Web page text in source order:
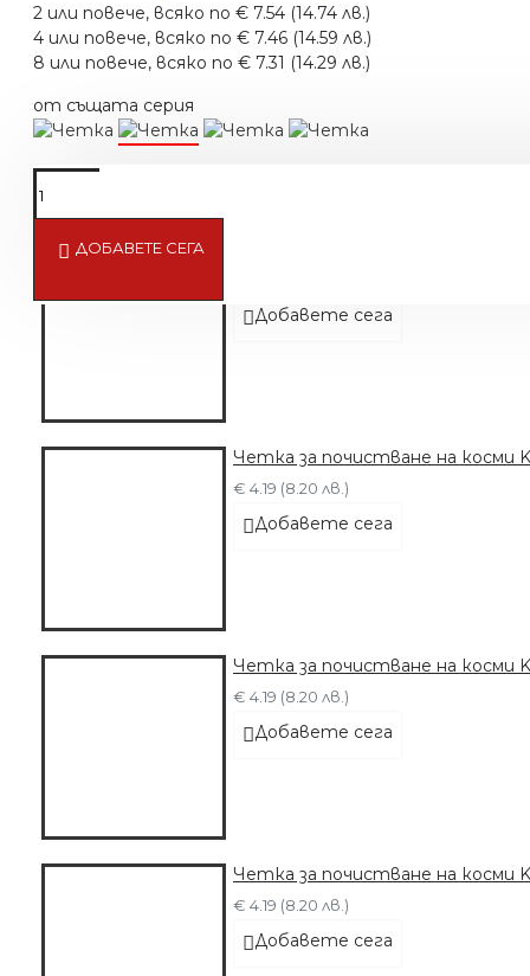
2 или повече, всяко по € 7.54 (14.74 лв.)
4 или повече, всяко по € 7.46 (14.59 лв.)
8 или повече, всяко по € 7.31 (14.29 лв.)
от същата серия
ДОБАВЕТЕ СЕГА
Добавете сега
Четка за почистване на косми
€ 4.19 (8.20 лв.)
Добавете сега
Четка за почистване на косми
€ 4.19 (8.20 лв.)
Добавете сега
Четка за почистване на косми
€ 4.19 (8.20 лв.)
Добавете сега